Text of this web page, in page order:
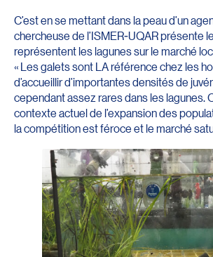
C’est en se mettant dans la peau d’un
chercheuse de l’ISMER-UQAR présente
représentent les lagunes sur le marché
« Les galets sont LA référence chez les
d’accueillir d’importantes densités de
cependant assez rares dans les lagunes.
contexte actuel de l’expansion des
la compétition est féroce et le marché